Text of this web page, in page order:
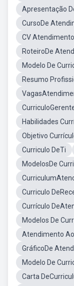
Apresentação
CursoDe
CV
RoteiroDe
Modelo De
Resumo
Habilidades
Objetivo
Curriculo DeTi
ModelosDe
Curriculo
Currículo
Modelos De
Atendimento
GráficoDe
Modelo De
Carta